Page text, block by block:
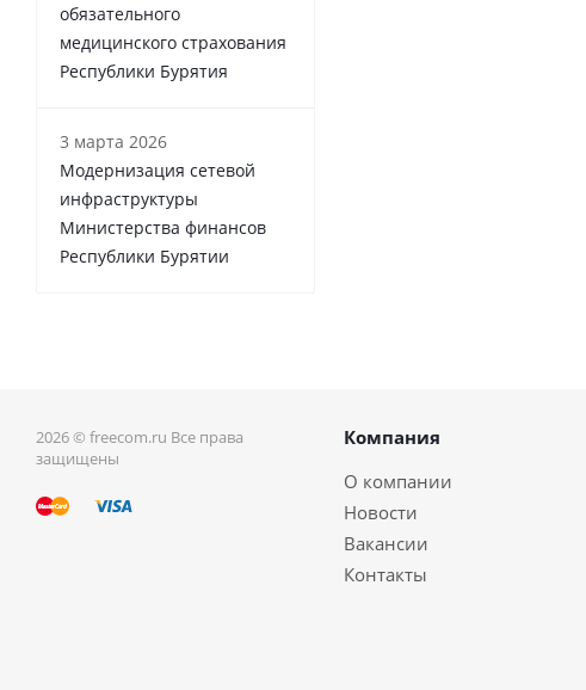
обязательного
медицинского страхования
Республики Бурятия
3 марта 2026
Модернизация сетевой
инфраструктуры
Министерства финансов
Республики Бурятии
2026 © freecom.ru Все права
защищены
Компания
О компании
Новости
Вакансии
Контакты